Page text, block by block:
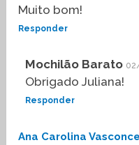
Muito bom!
Responder
Mochilão Barato
Obrigado Juliana!
Responder
Ana Carolina